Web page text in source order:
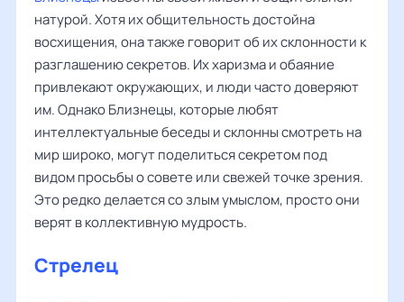
натурой. Хотя их общительность достойна
восхищения, она также говорит об их склонности к
разглашению секретов. Их харизма и обаяние
привлекают окружающих, и люди часто доверяют
им. Однако Близнецы, которые любят
интеллектуальные беседы и склонны смотреть на
мир широко, могут поделиться секретом под
видом просьбы о совете или свежей точке зрения.
Это редко делается со злым умыслом, просто они
верят в коллективную мудрость.
Стрелец